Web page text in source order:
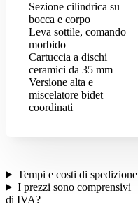
Sezione cilindrica su
bocca e corpo
Leva sottile, comando
morbido
Cartuccia a dischi
ceramici da 35 mm
Versione alta e
miscelatore bidet
coordinati
Tempi e costi di spedizione
I prezzi sono comprensivi
di IVA?